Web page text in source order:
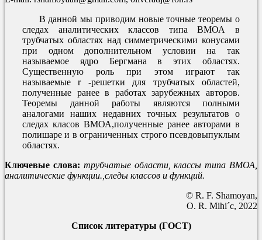
В данной мы приводим новые точные теоремы о
следах аналитических классов типа ВМОА в
трубчатых областях над симметрическими конусами
при одном дополнительном условии на так
называемое ядро Бергмана в этих областях.
Существенную роль при этом играют так
называемые r -решетки для трубчатых областей,
полученные ранее в работах зарубежных авторов.
Теоремы данной работы являются полными
аналогами наших недавних точных результатов о
следах класов ВМОА,полученные ранее авторами в
полишаре и в ограниченных строго псевдовыпуклым
областях.
Ключевые слова: трубчатые области, классы типа ВМОА,
аналитические функции.,следы классов и функций.
© R. F. Shamoyan,
O. R. Mihi´c, 2022
Список литературы (ГОСТ)